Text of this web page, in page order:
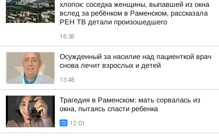
хлопок: соседка женщины, выпавшей из окна
вслед за ребёнком в Раменском, рассказала
РЕН ТВ детали произошедшего
16:38
Осужденный за насилие над пациенткой врач
снова лечит взрослых и детей
13:48
Трагедия в Раменском: мать сорвалась из
окна, пытаясь спасти ребенка
12:01